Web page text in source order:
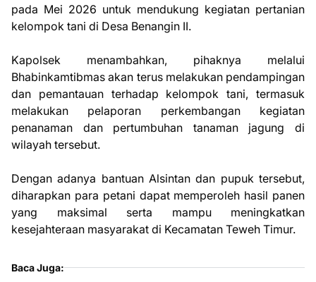
pada Mei 2026 untuk mendukung kegiatan pertanian
kelompok tani di Desa Benangin II.
Kapolsek menambahkan, pihaknya melalui
Bhabinkamtibmas akan terus melakukan pendampingan
dan pemantauan terhadap kelompok tani, termasuk
melakukan pelaporan perkembangan kegiatan
penanaman dan pertumbuhan tanaman jagung di
wilayah tersebut.
Dengan adanya bantuan Alsintan dan pupuk tersebut,
diharapkan para petani dapat memperoleh hasil panen
yang maksimal serta mampu meningkatkan
kesejahteraan masyarakat di Kecamatan Teweh Timur.
Baca Juga: